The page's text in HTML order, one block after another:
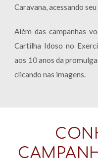
Caravana, acessando seu
Além das campanhas
Cartilha Idoso no
aos 10 anos da
clicando nas imagens.